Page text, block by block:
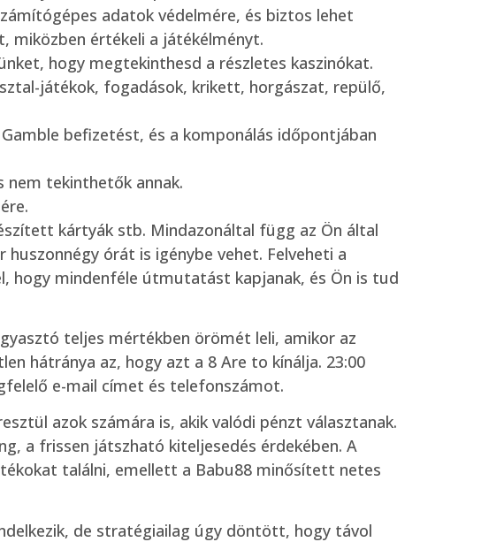
adatok védelmére, és biztos lehet
miközben értékeli a játékélményt.
hogy megtekinthesd a részletes kaszinókat.
játékok, fogadások, krikett, horgászat, repülő,
befizetést, és a komponálás időpontjában
nem tekinthetők annak.
kártyák stb. Mindazonáltal függ az Ön által
órát is igénybe vehet. Felveheti a
hogy mindenféle útmutatást kapjanak, és Ön is tud
teljes mértékben örömét leli, amikor az
hátránya az, hogy azt a 8 Are to kínálja. 23:00
e-mail címet és telefonszámot.
azok számára is, akik valódi pénzt választanak.
a frissen játszható kiteljesedés érdekében. A
találni, emellett a Babu88 minősített netes
de stratégiailag úgy döntött, hogy távol